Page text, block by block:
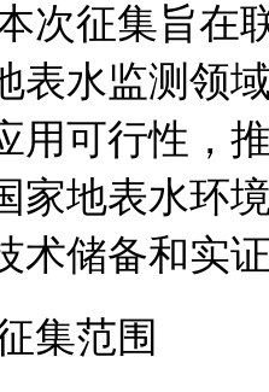
次征集旨在
表水监测领
用可行性，
家地表水环
术储备和实
集范围